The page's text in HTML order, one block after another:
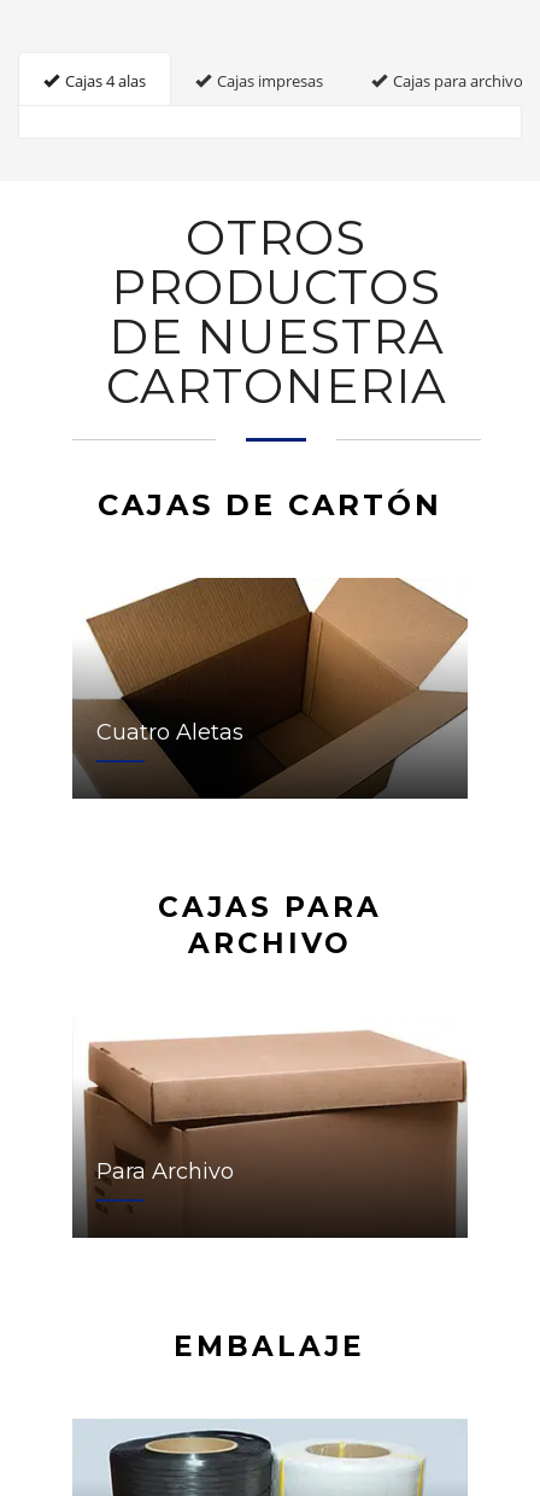
Cajas 4 alas Cajas impresas Cajas para archivo
OTROS
PRODUCTOS
DE NUESTRA
CARTONERIA
CAJAS DE CARTÓN
Cuatro Aletas
CAJAS PARA
ARCHIVO
Para Archivo
EMBALAJE